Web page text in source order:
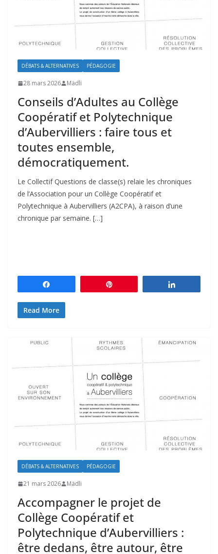
DÉBATS & ALTERNATIVES PÉDAGOGIE
28 mars 2026 Mädli
Conseils d’Adultes au Collège
Coopératif et Polytechnique
d’Aubervilliers : faire tous et
toutes ensemble,
démocratiquement.
Le Collectif Questions de classe(s) relaie les chroniques
de l’Association pour un Collège Coopératif et
Polytechnique à Aubervilliers (A2CPA), à raison d’une
chronique par semaine. […]
Read More
DÉBATS & ALTERNATIVES PÉDAGOGIE
21 mars 2026 Mädli
Accompagner le projet de
Collège Coopératif et
Polytechnique d’Aubervilliers :
être dedans, être autour, être